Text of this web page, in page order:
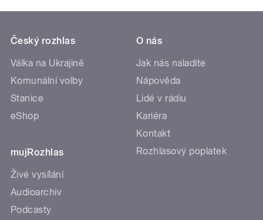
Český rozhlas
Válka na Ukrajině
Komunální volby
Stanice
eShop
mujRozhlas
Živé vysílání
Audioarchiv
Podcasty
O nás
Jak nás naladíte
Nápověda
Lidé v rádiu
Kariéra
Kontakt
Rozhlasový poplatek